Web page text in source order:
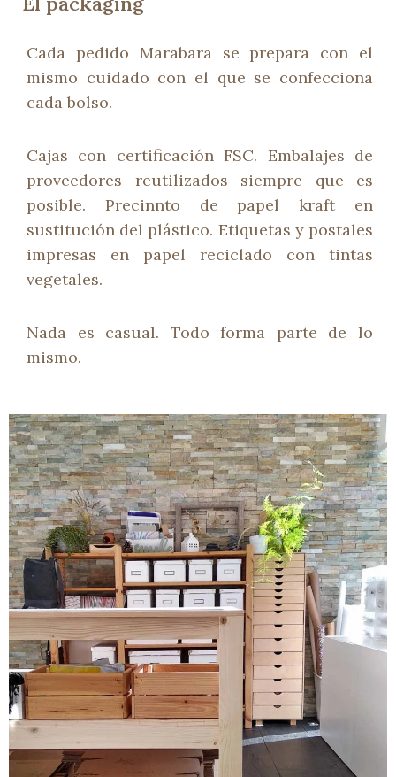
Cada pedido Marabara se prepara con el
mismo cuidado con el que se confecciona
cada bolso.
Cajas con certificación FSC. Embalajes de
proveedores reutilizados siempre que es
posible. Precinnto de papel kraft en
sustitución del plástico. Etiquetas y postales
impresas en papel reciclado con tintas
vegetales.
Nada es casual. Todo forma parte de lo
mismo.